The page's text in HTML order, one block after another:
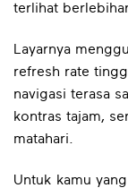
terlihat
Layarnya
refresh rate
navigasi terasa
kontras tajam,
matahari.
Untuk kamu